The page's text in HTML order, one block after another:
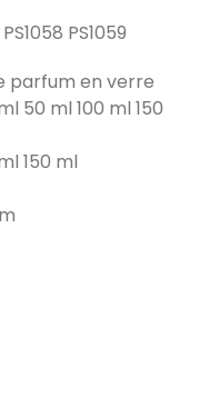
PS1059
parfum en verre
50 ml 100 ml 150
150 ml